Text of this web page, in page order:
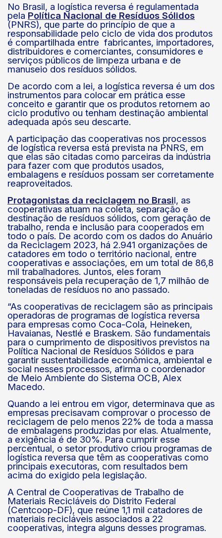
No Brasil, a logística reversa é regulamentada
pela Política Nacional de Resíduos Sólidos
(PNRS), que parte do princípio de que a
responsabilidade pelo ciclo de vida dos produtos
é compartilhada entre fabricantes, importadores,
distribuidores e comerciantes, consumidores e
serviços públicos de limpeza urbana e de
manuseio dos resíduos sólidos.
De acordo com a lei, a logística reversa é um dos
instrumentos para colocar em prática esse
conceito e garantir que os produtos retornem ao
ciclo produtivo ou tenham destinação ambiental
adequada após seu descarte.
A participação das cooperativas nos processos
de logística reversa está prevista na PNRS, em
que elas são citadas como parceiras da indústria
para fazer com que produtos usados,
embalagens e resíduos possam ser corretamente
reaproveitados.
Protagonistas da reciclagem no Brasil, as
cooperativas atuam na coleta, separação e
destinação de resíduos sólidos, com geração de
trabalho, renda e inclusão para cooperados em
todo o país. De acordo com os dados do Anuário
da Reciclagem 2023, há 2.941 organizações de
catadores em todo o território nacional, entre
cooperativas e associações, em um total de 86,8
mil trabalhadores. Juntos, eles foram
responsáveis pela recuperação de 1,7 milhão de
toneladas de resíduos no ano passado.
“As cooperativas de reciclagem são as principais
operadoras de programas de logística reversa
para empresas como Coca-Cola, Heineken,
Havaianas, Nestlé e Braskem. São fundamentais
para o cumprimento de dispositivos previstos na
Política Nacional de Resíduos Sólidos e para
garantir sustentabilidade econômica, ambiental e
social nesses processos, afirma o coordenador
de Meio Ambiente do Sistema OCB, Alex
Macedo.
Quando a lei entrou em vigor, determinava que as
empresas precisavam comprovar o processo de
reciclagem de pelo menos 22% de toda a massa
de embalagens produzidas por elas. Atualmente,
a exigência é de 30%. Para cumprir esse
percentual, o setor produtivo criou programas de
logística reversa que têm as cooperativas como
principais executoras, com resultados bem
acima do exigido pela legislação.
A Central de Cooperativas de Trabalho de
Materiais Recicláveis do Distrito Federal
(Centcoop-DF), que reúne 1,1 mil catadores de
materiais recicláveis associados a 22
cooperativas, integra alguns desses programas.